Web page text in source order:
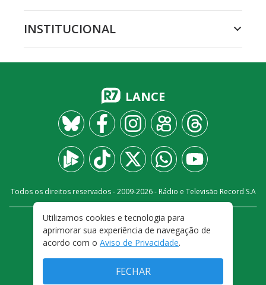
INSTITUCIONAL
LANCE
Todos os direitos reservados - 2009-2026- Rádio e Televisão Record S.A
FALE CONOSCO
PRIVACIDADE
TERMOS E CONDIÇÕES DE USO
Utilizamos cookies e tecnologia para
aprimorar sua experiência de navegação de
acordo com o Aviso de Privacidade.
FECHAR